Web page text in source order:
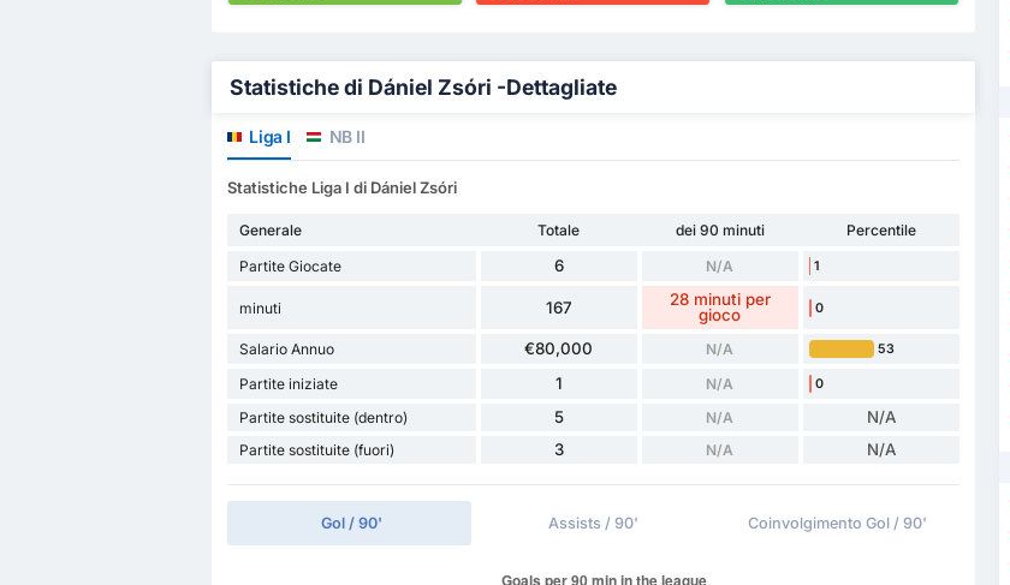
Statistiche di Dániel Zsóri -Dettagliate
Liga I NB II
Statistiche Liga I di Dániel Zsóri
Generale Totale dei 90 minuti
Percentile
Partite Giocate
6 N/A 1
minuti 167
28 minuti per
gioco
0
Salario Annuo €80,000 N/A 53
Partite iniziate 1 N/A 0
Partite sostituite (dentro) 5 N/A N/A
Partite sostituite (fuori) 3 N/A N/A
Gol / 90' Assists / 90' Coinvolgimento Gol / 90'